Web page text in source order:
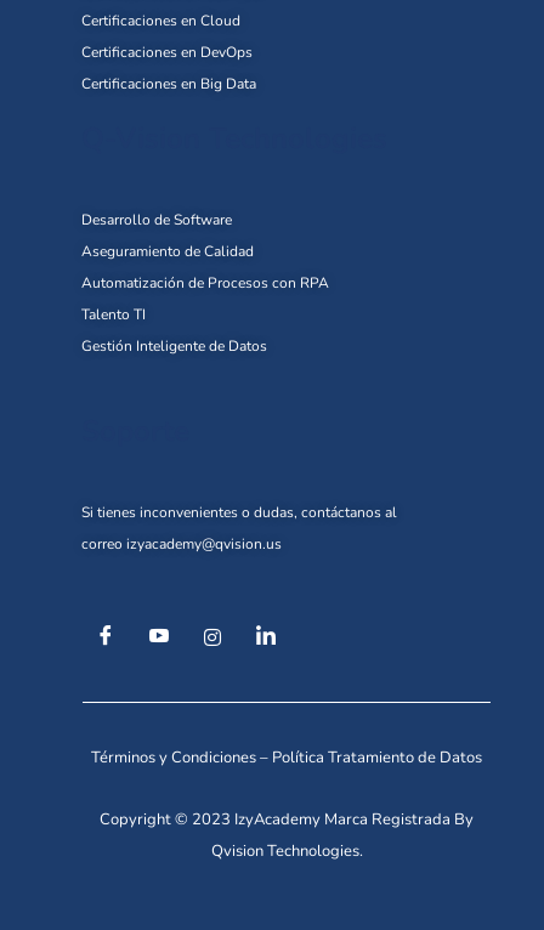
Certificaciones en Cloud
Certificaciones en DevOps
Certificaciones en Big Data
Desarrollo de Software
Aseguramiento de Calidad
Automatización de Procesos con RPA
Talento TI
Gestión Inteligente de Datos
Si tienes inconvenientes o dudas, contáctanos al
correo izyacademy@qvision.us
Términos y Condiciones– Política Tratamiento de Datos
Copyright © 2023 IzyAcademy Marca Registrada By
Qvision Technologies.